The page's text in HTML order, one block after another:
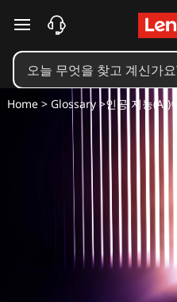
A
튜
주요 콘텐츠로 건너뛰기
Home> Glossary>인공 지능(AI)